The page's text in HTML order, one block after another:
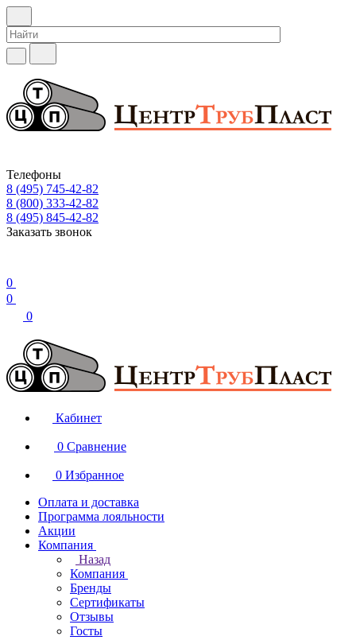
Телефоны
8 (495) 745-42-82
8 (800) 333-42-82
8 (495) 845-42-82
Заказать звонок
0
0
0
Кабинет
0 Сравнение
0 Избранное
Оплата и доставка
Программа лояльности
Акции
Компания
Назад
Компания
Бренды
Сертификаты
Отзывы
Госты